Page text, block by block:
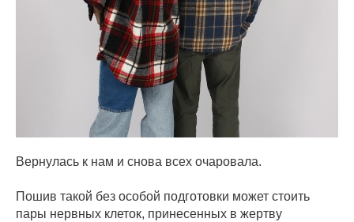
Вернулась к нам и снова всех очаровала.
Пошив такой без особой подготовки может стоить
пары нервных клеток, принесенных в жертву